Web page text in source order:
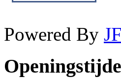
Powered By